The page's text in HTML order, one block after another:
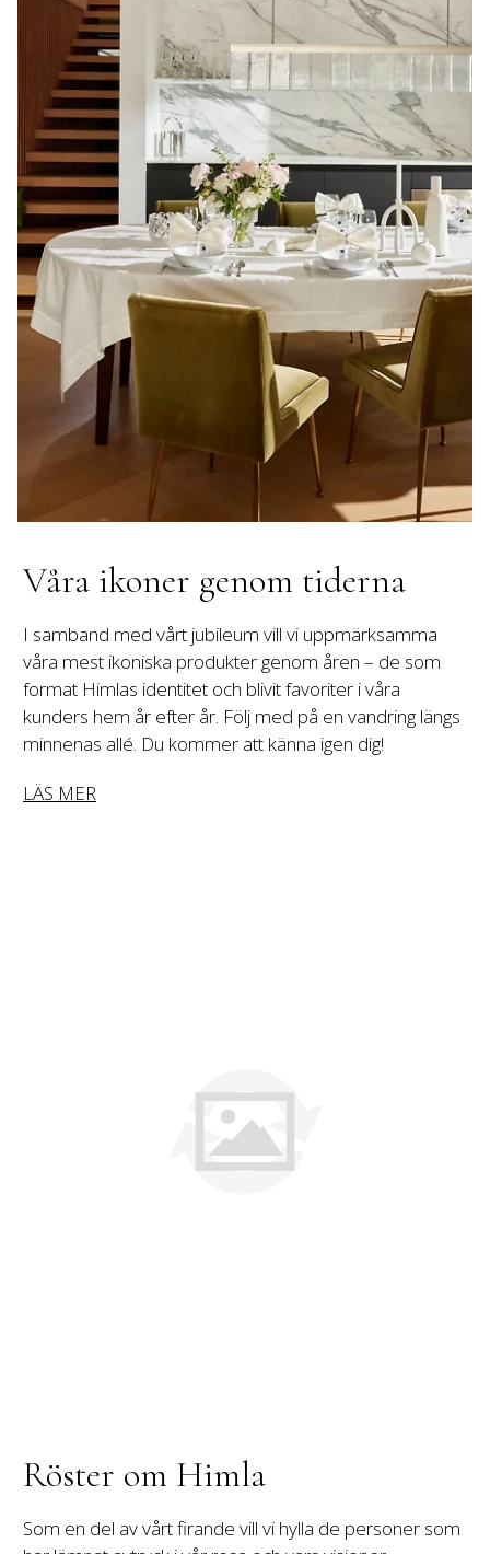
Våra ikoner genom tiderna
I samband med vårt jubileum vill vi uppmärksamma
våra mest ikoniska produkter genom åren – de som
format Himlas identitet och blivit favoriter i våra
kunders hem år efter år. Följ med på en vandring längs
minnenas allé. Du kommer att känna igen dig!
LÄS MER
Röster om Himla
Som en del av vårt firande vill vi hylla de personer som